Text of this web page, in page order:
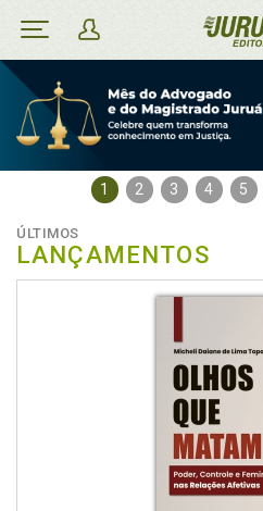
1 2 3 4 5
ÚLTIMOS
LANÇAMENTOS